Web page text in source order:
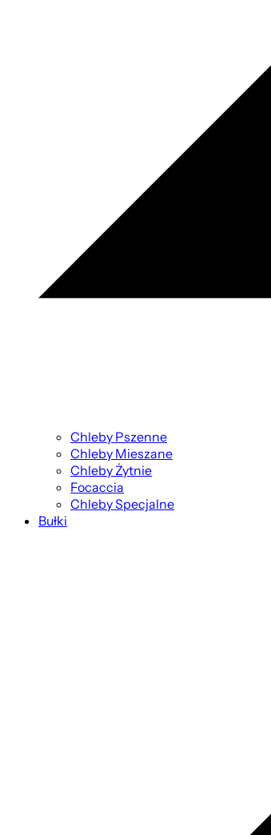
Chleby Pszenne
Chleby Mieszane
Chleby Żytnie
Focaccia
Chleby Specjalne
Bułki